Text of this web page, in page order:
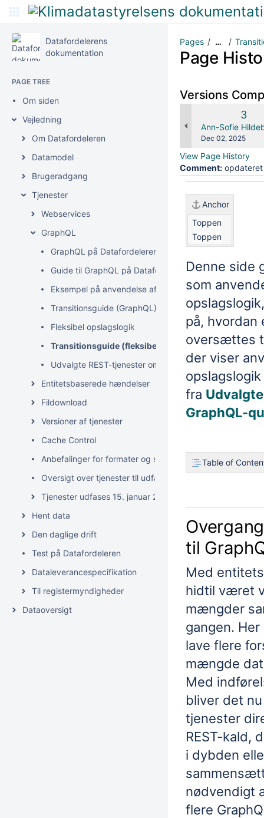
Datafordelerens
dokumentation
PAGE TREE
Om siden
Vejledning
Om Datafordeleren
Datamodel
Brugeradgang
Tjenester
Webservices
GraphQL
GraphQL på Datafordeleren
Guide til GraphQL på Datafordeleren
Eksempel på anvendelse af GraphQL
Transitionsguide (GraphQL)
Fleksibel opslagslogik
Transitionsguide (fleksibel opslagslogik)
Udvalgte REST-tjenester omsat til GraphQL-queries
Entitetsbaserede hændelser
Fildownload
Versioner af tjenester
Cache Control
Anbefalinger for formater og servicetyper på
Oversigt over tjenester til udfasning
Tjenester udfases 15. januar 2027
Hent data
Den daglige drift
Test på Datafordeleren
Dataleverancespecifikation
Til registermyndigheder
Dataoversigt
Pages …
Page
Versions
Old
3
Ann-Sofie
Saved
Dec 02, 2025
View Page History
Comment:
Anchor
Toppen
Toppen
Denne side
som
på, hvordan
oversættes
der viser
fra
GraphQL-
Table of
til
Med
hidtil været
mængder
gangen.
lave flere
mængde
Med
bliver det
tjenester
REST-kald,
i dybden
nødvendigt
flere